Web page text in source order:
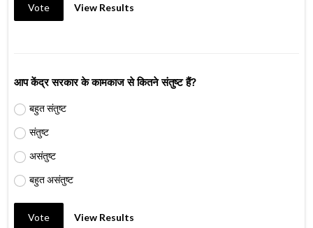
Vote View Results
आप केंद्र सरकार के कामकाज से कितने संतुष्ट हैं?
बहुत संतुष्ट
संतुष्ट
असंतुष्ट
बहुत असंतुष्ट
Vote View Results